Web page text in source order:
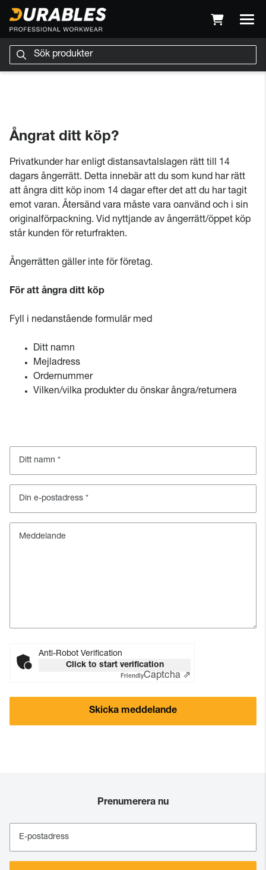
Ångrat ditt köp?
Privatkunder har enligt distansavtalslagen rätt till 14
dagars ångerrätt. Detta innebär att du som kund har rätt
att ångra ditt köp inom 14 dagar efter det att du har tagit
emot varan. Återsänd vara måste vara oanvänd och i sin
originalförpackning. Vid nyttjande av ångerrätt/öppet köp
står kunden för returfrakten.
Ångerrätten gäller inte för företag.
För att ångra ditt köp
Fyll i nedanstående formulär med
Ditt namn
Mejladress
Ordernummer
Vilken/vilka produkter du önskar ångra/returnera
Ditt namn
Din e-postadress
Meddelande
Anti-Robot Verification
Click to start verification
FriendlyCaptcha ⇗
Skicka meddelande
Prenumerera nu
E-postadress